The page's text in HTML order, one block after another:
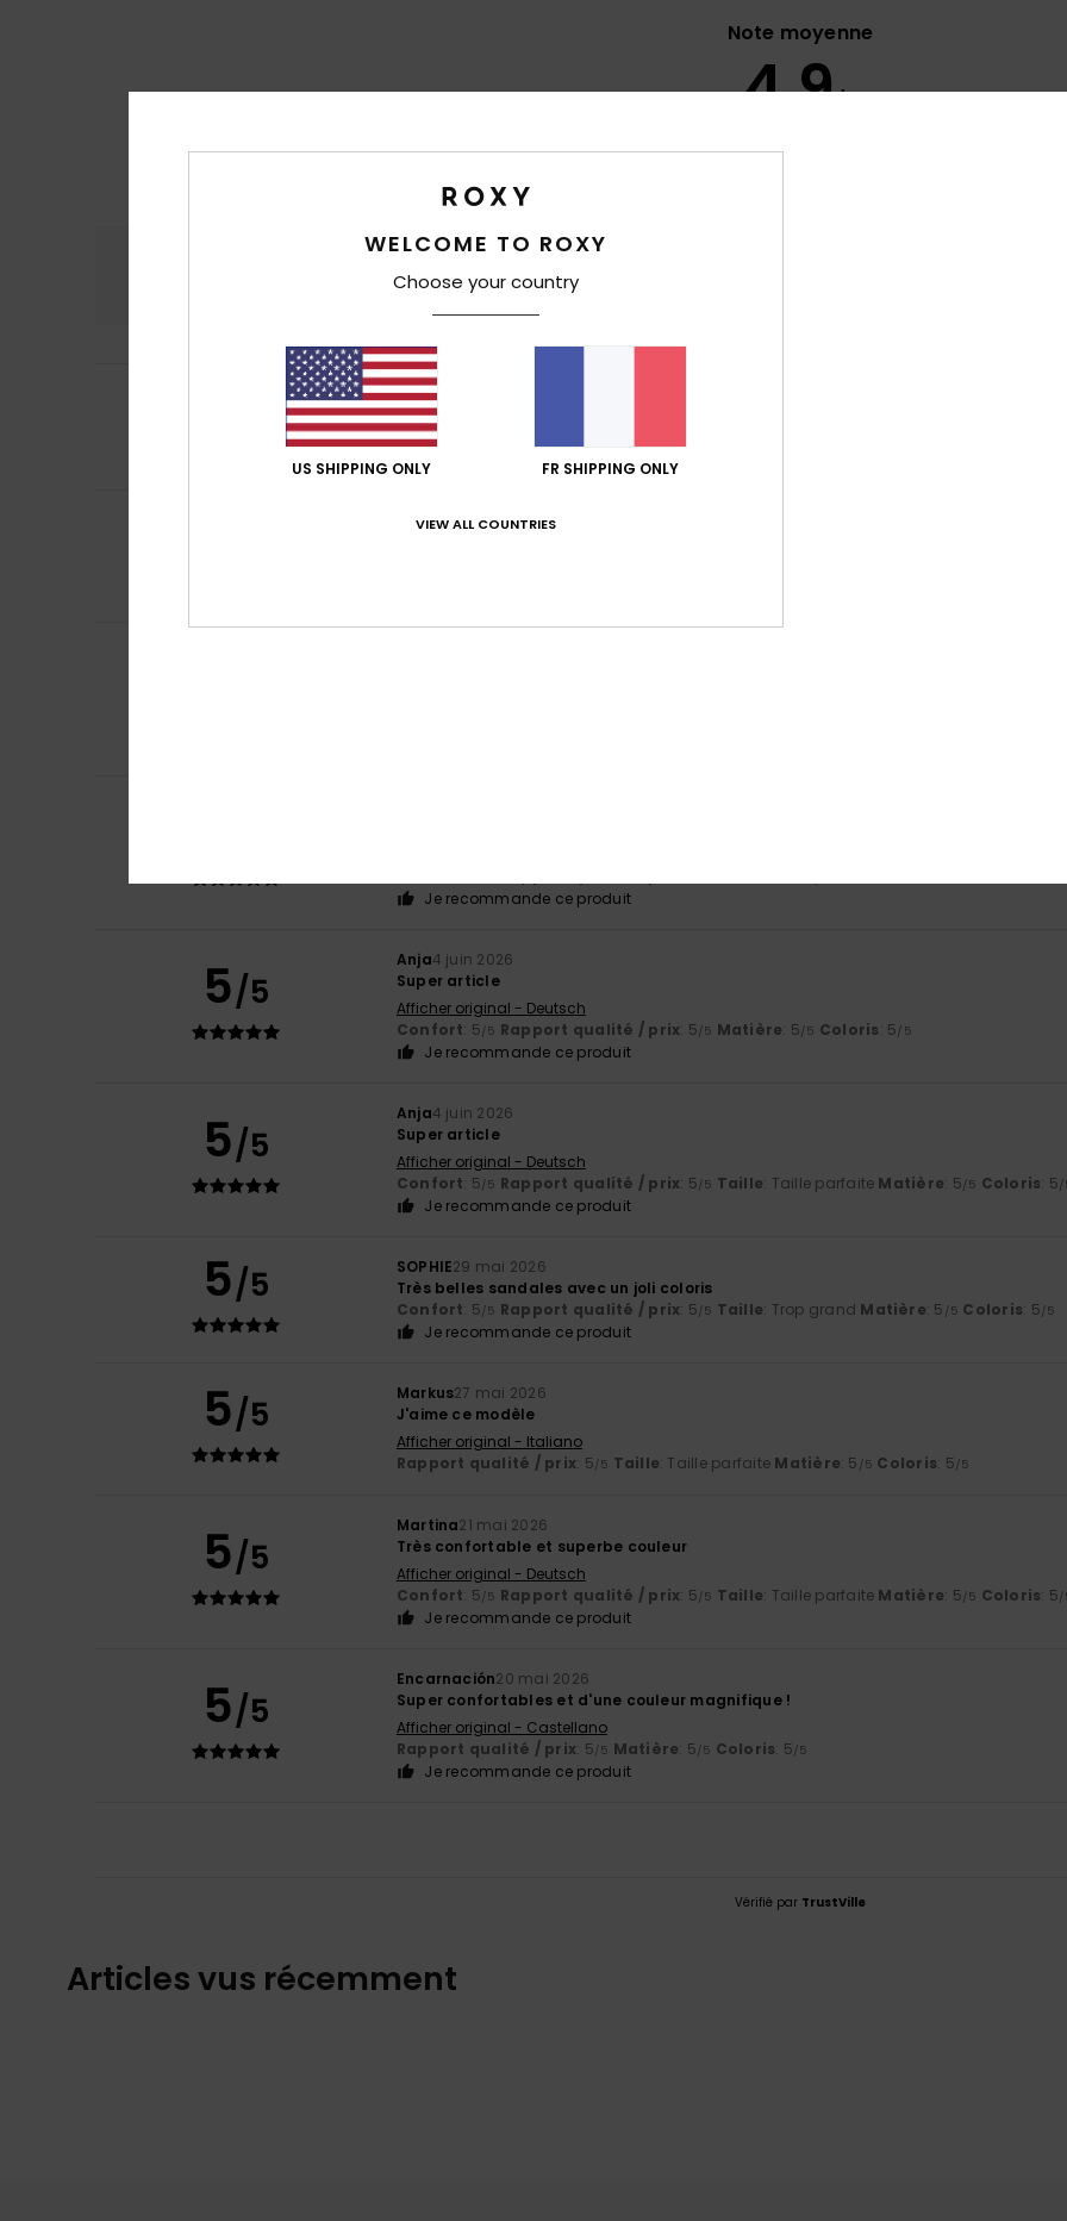
Note moyenne
4.9/5
Confort
Rapport qualité / prix
Isabelle
Parfait
Confort
Je recommande ce produit
Gerardo Borja29 juin 2026
Je recommande ce produit
5/5
Anja4 juin 2026
Super article
Afficher original - Deutsch
Confort: 5/5 Rapport qualité / prix: 5/5 Matière: 5/5 Coloris: 5/5
Je recommande ce produit
5/5
Anja4 juin 2026
Super article
Afficher original - Deutsch
Confort: 5/5 Rapport qualité / prix: 5/5 Taille: Taille parfaite Matière: 5/5 Coloris: 5/
Je recommande ce produit
5/5 SOPHIE29 mai 2026
Très belles sandales avec un joli coloris
Confort: 5/5 Rapport qualité / prix: 5/5 Taille: Trop grand Matière: 5 /5 Coloris: 5/5
Je recommande ce produit
5/5 Markus27 mai 2026
J'aime ce modèle
Afficher original - Italiano
Rapport qualité / prix: 5/5 Taille: Taille parfaite Matière: 5 /5 Coloris: 5/5
5/5
Martina21 mai 2026
Très confortable et superbe couleur
Afficher original - Deutsch
Confort: 5/5 Rapport qualité / prix: 5/5 Taille: Taille parfaite Matière: 5/5 Coloris: 5/
Je recommande ce produit
5/5
Encarnación20 mai 2026
Super confortables et d'une couleur magnifique !
Afficher original - Castellano
Rapport qualité / prix: 5/5 Matière: 5/5 Coloris: 5/5
Je recommande ce produit
Vérifié par TrustVille
Articles vus récemment
WELCOME TO ROXY
Choose your country
US SHIPPING ONLY FR SHIPPING ONLY
VIEW ALL COUNTRIES